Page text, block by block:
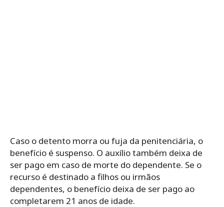
Caso o detento morra ou fuja da penitenciária, o
benefício é suspenso. O auxílio também deixa de
ser pago em caso de morte do dependente. Se o
recurso é destinado a filhos ou irmãos
dependentes, o benefício deixa de ser pago ao
completarem 21 anos de idade.